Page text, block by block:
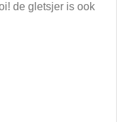
de gletsjer is ook